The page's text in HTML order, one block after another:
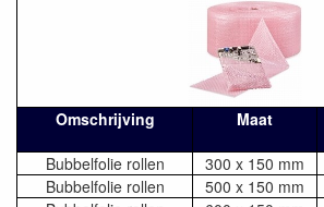
Omschrijving Maat
Bubbelfolie rollen
300 x 150 mm
Bubbelfolie rollen
500 x 150 mm